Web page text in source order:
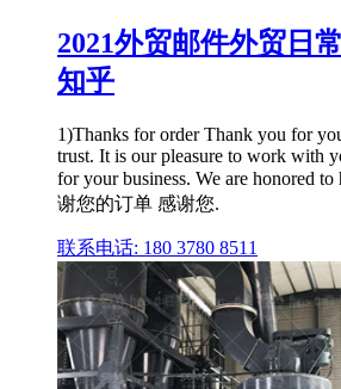
2021外贸邮件外贸日
知乎
1)Thanks for order Thank you for
trust. It is our pleasure to work with
for your business. We are honored
谢您的订单 感谢您.
联系电话: 180 3780 8511